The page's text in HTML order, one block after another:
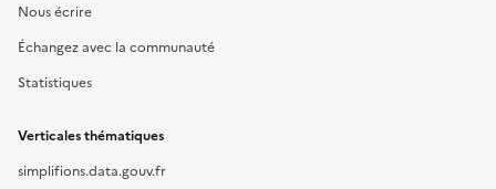
Nous écrire
Échangez avec la communauté
Statistiques
Verticales thématiques
simplifions.data.gouv.fr